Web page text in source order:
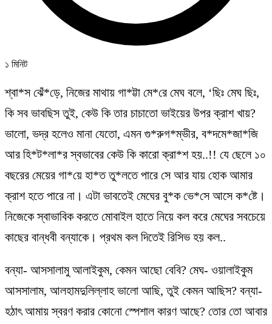
১ মিনিট
শ্বা*স ঝেঁ*ড়ে, নিজের মাথায় গা*ট্টা মে*রে মেঘ বলে, ‘ছিঃ মেঘ ছিঃ,
কি সব ভাবছিস তুই, কেউ কি তার চাচাতো ভাইয়ের উপর ক্রাশ খায়?
ভালো, ভদ্র হলেও মানা যেতো, এমন গু*রুগ*ম্ভীর, ব*দমে*জা*জি
আর হি*ট*লা*র স্বভাবের কেউ কি কারো ক্রা*শ হয়..!! যে ছেলে ১০
বছরের মেয়ের গা*য়ে হা*ত তু*লতে পারে সে আর যায় হোক আমার
ক্রাশ হতে পারে না। এটা ভাবতেই মেঘের বু*ক ভে*সে আসে ক*ষ্টে।
নিজেকে স্বাভাবিক করতে মোবাইল হাতে নিয়ে কল করে মেঘের সবচেয়ে
কাছের বান্ধবী বন্যাকে। প্রথম কল দিতেই রিসিভ হয় কল..
বন্যা- আসসালামু আলাইকুম, কেমন আছো বেবি? মেঘ- ওয়ালাইকুম
আসসালাম, আলহামদুলিল্লাহ ভালো আছি, তুই কেমন আছিস? বন্যা-
হঠাৎ আমায় স্বরণ করার কোনো স্পেশাল কারণ আছে? তোর তো আবার